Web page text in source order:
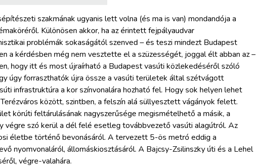
szakmának ugyanis lett volna (és ma is van) mondandója a
Különösen akkor, ha az érintett fejpályaudvar
problémák sokaságától szenved – és teszi mindezt Budapest
a kérdésben még nem vesztette el a szüzességét, joggal élt abban az –
hogy itt és most újraírható a Budapest vasúti közlekedéséről szóló
úgy forraszthatók újra össze a vasúti területek által szétvágott
infrastruktúra a kor színvonalára hozható fel. Hogy sok helyen lehet
között, szintben, a felszín alá süllyesztett vágányok felett.
körúti feltárulásának nagyszerűsége megismételhető a másik, a
végre szó kerül a dél felé esetleg továbbvezető vasúti alagútról. Az
életbe történő bevonásáról. A tervezett 5-ös metró eddig a
nyomvonaláról, állomáskiosztásáról. A Bajcsy-Zsilinszky úti és a Lehel
végre-valahára.